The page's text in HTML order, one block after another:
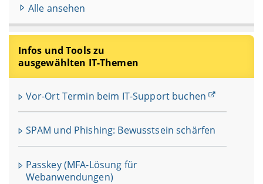
Infos und Tools zu
ausgewählten IT-Themen
Vor-Ort Termin beim IT-Support buchen
SPAM und Phishing: Bewusstsein schärfen
Passkey (MFA-Lösung für
Webanwendungen)
Alle ansehen